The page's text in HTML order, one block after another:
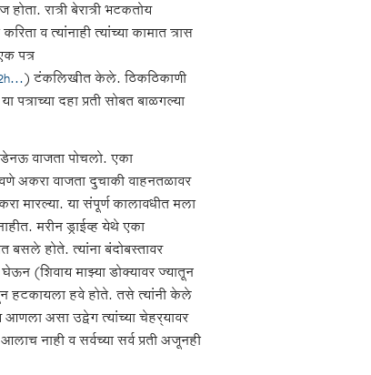
रात्री बेरात्री भटकतोय
व त्यांनाही त्यांच्या कामात त्रास
पत्र
) टंकलिखीत केले. ठिकठिकाणी
दहा प्रती सोबत बाळगल्या
वाजता पोचलो. एका
अकरा वाजता दुचाकी वाहनतळावर
मारल्या. या संपूर्ण कालावधीत मला
मरीन ड्राईव्ह येथे एका
बसले होते. त्यांना बंदोबस्तावर
(शिवाय माझ्या डोक्यावर ज्यातून
हटकायला हवे होते. तसे त्यांनी केले
आणला असा उद्वेग त्यांच्या चेहर्‍यावर
नाही व सर्वच्या सर्व प्रती अजूनही